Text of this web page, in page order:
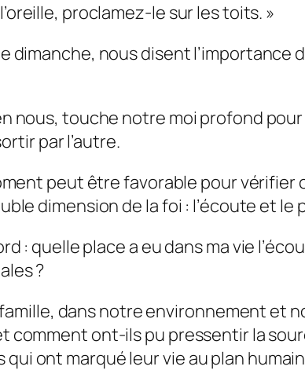
proclamez-le sur les toits. »
dimanche, nous disent
nous, touche notre moi profond
par l’autre.
peut être favorable pour
dimension de la foi : l’écoute et le
: quelle place a eu dans ma vie
?
dans notre environnement et
ont-ils pu pressentir la
ont marqué leur vie au plan